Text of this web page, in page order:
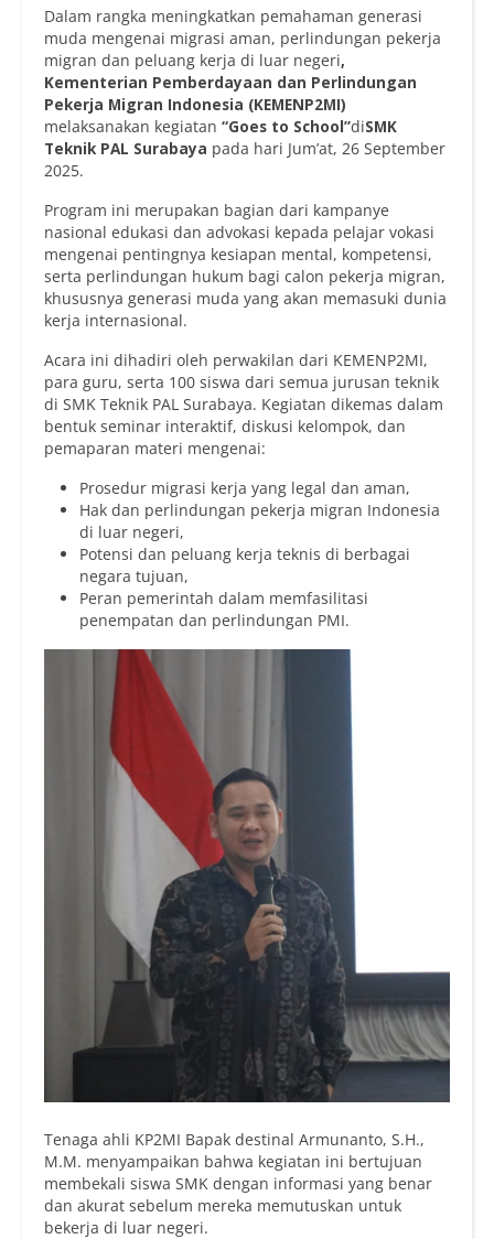
Dalam rangka meningkatkan pemahaman generasi
muda mengenai migrasi aman, perlindungan pekerja
migran dan peluang kerja di luar negeri,
Kementerian Pemberdayaan dan Perlindungan
Pekerja Migran Indonesia (KEMENP2MI)
melaksanakan kegiatan “Goes to School”diSMK
Teknik PAL Surabaya pada hari Jum’at, 26 September
2025.
Program ini merupakan bagian dari kampanye
nasional edukasi dan advokasi kepada pelajar vokasi
mengenai pentingnya kesiapan mental, kompetensi,
serta perlindungan hukum bagi calon pekerja migran,
khususnya generasi muda yang akan memasuki dunia
kerja internasional.
Acara ini dihadiri oleh perwakilan dari KEMENP2MI,
para guru, serta 100 siswa dari semua jurusan teknik
di SMK Teknik PAL Surabaya. Kegiatan dikemas dalam
bentuk seminar interaktif, diskusi kelompok, dan
pemaparan materi mengenai:
Prosedur migrasi kerja yang legal dan aman,
Hak dan perlindungan pekerja migran Indonesia
di luar negeri,
Potensi dan peluang kerja teknis di berbagai
negara tujuan,
Peran pemerintah dalam memfasilitasi
penempatan dan perlindungan PMI.
Tenaga ahli KP2MI Bapak destinal Armunanto, S.H.,
M.M. menyampaikan bahwa kegiatan ini bertujuan
membekali siswa SMK dengan informasi yang benar
dan akurat sebelum mereka memutuskan untuk
bekerja di luar negeri.